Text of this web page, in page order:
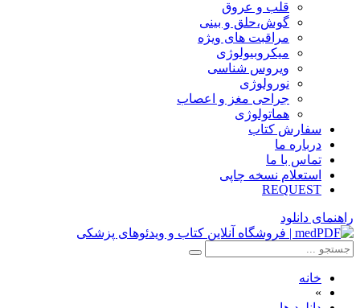
قلب و عروق
گوش،حلق و بینی
مراقبت های ویژه
میکروبیولوژی
ویروس شناسی
نورولوژی
جراحی مغز و اعصاب
هماتولوژی
سفارش کتاب
درباره ما
تماس با ما
استعلام نسخه چاپی
REQUEST
راهنمای دانلود
خانه
»